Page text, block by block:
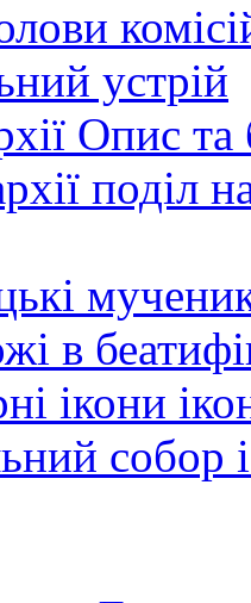
устрій
Опис та
поділ
в
ікони
собор